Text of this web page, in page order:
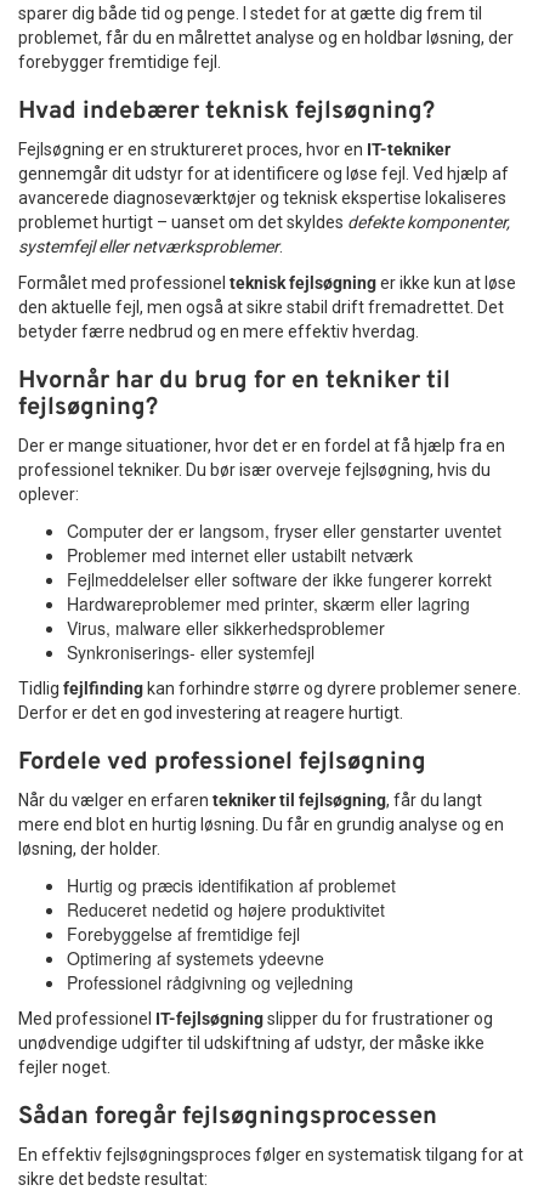
sparer dig både tid og penge. I stedet for at gætte dig frem til
problemet, får du en målrettet analyse og en holdbar løsning, der
forebygger fremtidige fejl.
Hvad indebærer teknisk fejlsøgning?
Fejlsøgning er en struktureret proces, hvor en IT-tekniker
gennemgår dit udstyr for at identificere og løse fejl. Ved hjælp af
avancerede diagnoseværktøjer og teknisk ekspertise lokaliseres
problemet hurtigt – uanset om det skyldes defekte komponenter,
systemfejl eller netværksproblemer.
Formålet med professionel teknisk fejlsøgninger ikke kun at løse
den aktuelle fejl, men også at sikre stabil drift fremadrettet. Det
betyder færre nedbrud og en mere effektiv hverdag.
Hvornår har du brug for en tekniker til
fejlsøgning?
Der er mange situationer, hvor det er en fordel at få hjælp fra en
professionel tekniker. Du bør især overveje fejlsøgning, hvis du
oplever:
Computer der er langsom, fryser eller genstarter uventet
Problemer med internet eller ustabilt netværk
Fejlmeddelelser eller software der ikke fungerer korrekt
Hardwareproblemer med printer, skærm eller lagring
Virus, malware eller sikkerhedsproblemer
Synkroniserings- eller systemfejl
Tidlig fejlfinding kan forhindre større og dyrere problemer senere.
Derfor er det en god investering at reagere hurtigt.
Fordele ved professionel fejlsøgning
Når du vælger en erfaren tekniker til fejlsøgning, får du langt
mere end blot en hurtig løsning. Du får en grundig analyse og en
løsning, der holder.
Hurtig og præcis identifikation af problemet
Reduceret nedetid og højere produktivitet
Forebyggelse af fremtidige fejl
Optimering af systemets ydeevne
Professionel rådgivning og vejledning
Med professionel IT-fejlsøgningslipper du for frustrationer og
unødvendige udgifter til udskiftning af udstyr, der måske ikke
fejler noget.
Sådan foregår fejlsøgningsprocessen
En effektiv fejlsøgningsproces følger en systematisk tilgang for at
sikre det bedste resultat: